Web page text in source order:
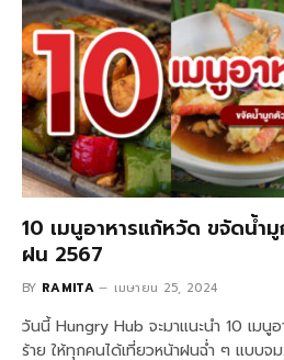
10 เมนูอาหารแก้หวัด ขจัดน้ำ
ฝน 2567
BY RAMITA เมษายน 25, 2024
วันนี้ Hungry Hub จะมาแนะนำ 10 เมนู
ร้าย ให้ทุกคนได้เที่ยวหน้าฝนฉ่ำ ๆ แบบจ